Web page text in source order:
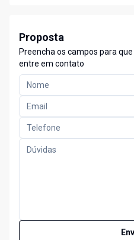
Proposta
Preencha os campos para
entre em contato